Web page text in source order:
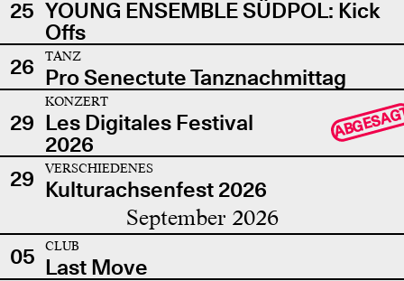
25 YOUNG ENSEMBLE SÜDPOL: Kick
Offs
26
TANZ
Pro Senectute Tanznachmittag
29
KONZERT
Les Digitales Festival
2026
29 VERSCHIEDENES
Kulturachsenfest 2026
September 2026
05 CLUB
Last Move